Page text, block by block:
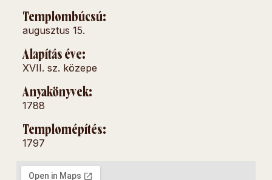
Templombúcsú:
augusztus 15.
Alapítás éve:
XVII. sz. közepe
Anyakönyvek:
1788
Templomépítés:
1797